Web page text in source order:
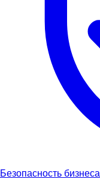
Безопасность бизнеса